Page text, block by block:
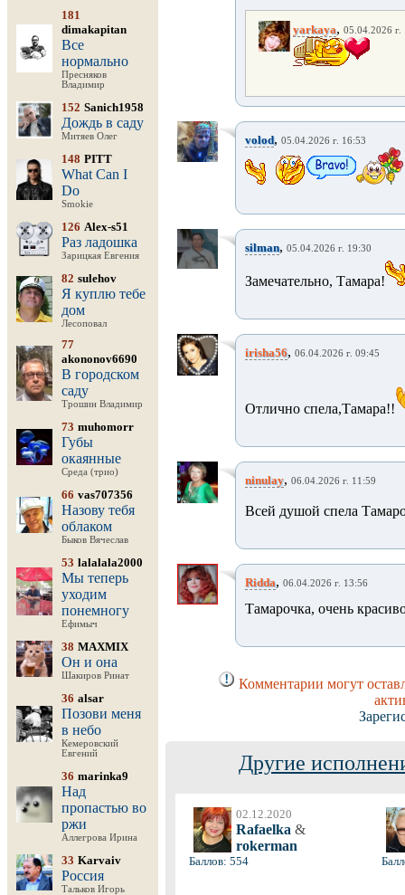
181
dimakapitan
Все
нормально
Пресняков
Владимир
152 Sanich1958
Дождь в саду
Митяев Олег
148 PITT
What Can I
Do
Smokie
126 Alex-s51
Раз ладошка
Зарицкая Евгения
82 sulehov
Я куплю тебе
дом
Лесоповал
77
akononov6690
В городском
саду
Трошин Владимир
73 muhomorr
Губы
окаянные
Среда (трио)
66 vas707356
Назову тебя
облаком
Быков Вячеслав
53 lalalala2000
Мы теперь
уходим
понемногу
Ефимыч
38 MAXMIX
Он и она
Шакиров Ринат
36 alsar
Позови меня
в небо
Кемеровский
Евгений
36 marinka9
Над
пропастью во
ржи
Аллегрова Ирина
33 Karvaiv
Россия
Тальков Игорь
yarkaya, 05.04.2026 г.
volod, 05.04.2026 г. 16:53
silman, 05.04.2026 г. 19:30
Замечательно, Тамара!
irisha56, 06.04.2026 г. 09:45
Отлично спела,Тамара!!
ninulay, 06.04.2026 г. 11:59
Всей душой спела
Ridda, 06.04.2026 г. 13:56
Тамарочка, очень
Комментарии могут
Другие
02.12.2020
Rafaelka &
rokerman
Баллов: 554